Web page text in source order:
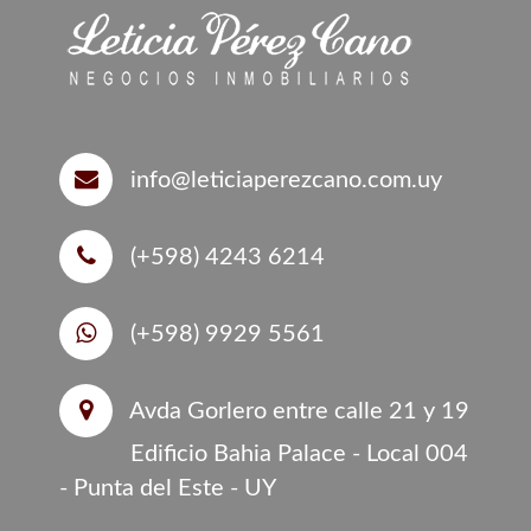
info@leticiaperezcano.com.uy
(+598) 4243 6214
(+598) 9929 5561
Avda Gorlero entre calle 21 y 19
Edificio Bahia Palace - Local 004
- Punta del Este - UY